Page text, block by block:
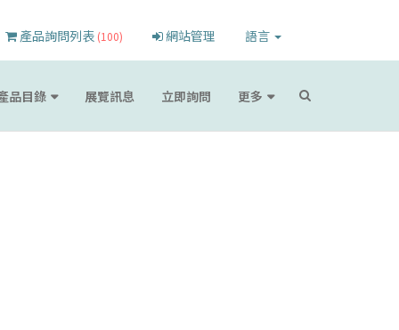
產品詢問列表 (100) 網站管理 語言
品目錄 展覽訊息 立即詢問 更多